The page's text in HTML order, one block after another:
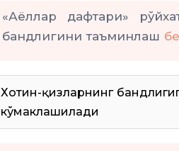
«Аёллар дафтари»
бандлигини таъминлаш
Хотин-қизларнинг
кўмаклашилади